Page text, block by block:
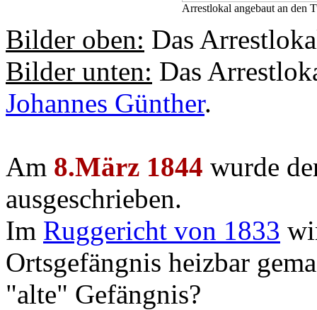
Arrestlokal angebaut an den
Bilder oben: Das
Bilder unten: Das
Johannes Günther.
Am 8.März 1844 wurde
ausgeschrieben.
Im Ruggericht von 1833
Ortsgefängnis heizbar
"alte" Gefängnis?